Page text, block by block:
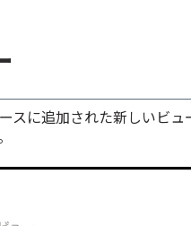
スに追加された新しいビ